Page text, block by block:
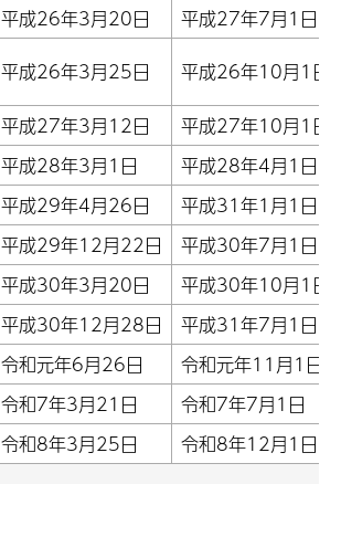
平成26年3月20日
平成27年7月1日
平成26年3月25日
平成26年10月1日
平成27年3月12日
平成27年10月1日
平成28年3月1日
平成28年4月1日
平成29年4月26日
平成31年1月1日
平成29年12月22日
平成30年7月1日
平成30年3月20日
平成30年10月1日
平成30年12月28日
平成31年7月1日
令和元年6月26日
令和元年11月1日
令和7年3月21日
令和7年7月1日
令和8年3月25日 令和8年12月1日